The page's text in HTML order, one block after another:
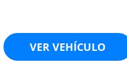
VER VEHÍCULO